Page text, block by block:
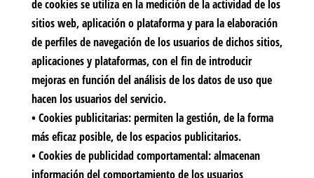
de cookies se utiliza en la medición de la actividad de los
sitios web, aplicación o plataforma y para la elaboración
de perfiles de navegación de los usuarios de dichos sitios,
aplicaciones y plataformas, con el fin de introducir
mejoras en función del análisis de los datos de uso que
hacen los usuarios del servicio.
• Cookies publicitarias:permiten la gestión, de la forma
más eficaz posible, de los espacios publicitarios.
• Cookies de publicidad comportamental:almacenan
información del comportamiento de los usuarios